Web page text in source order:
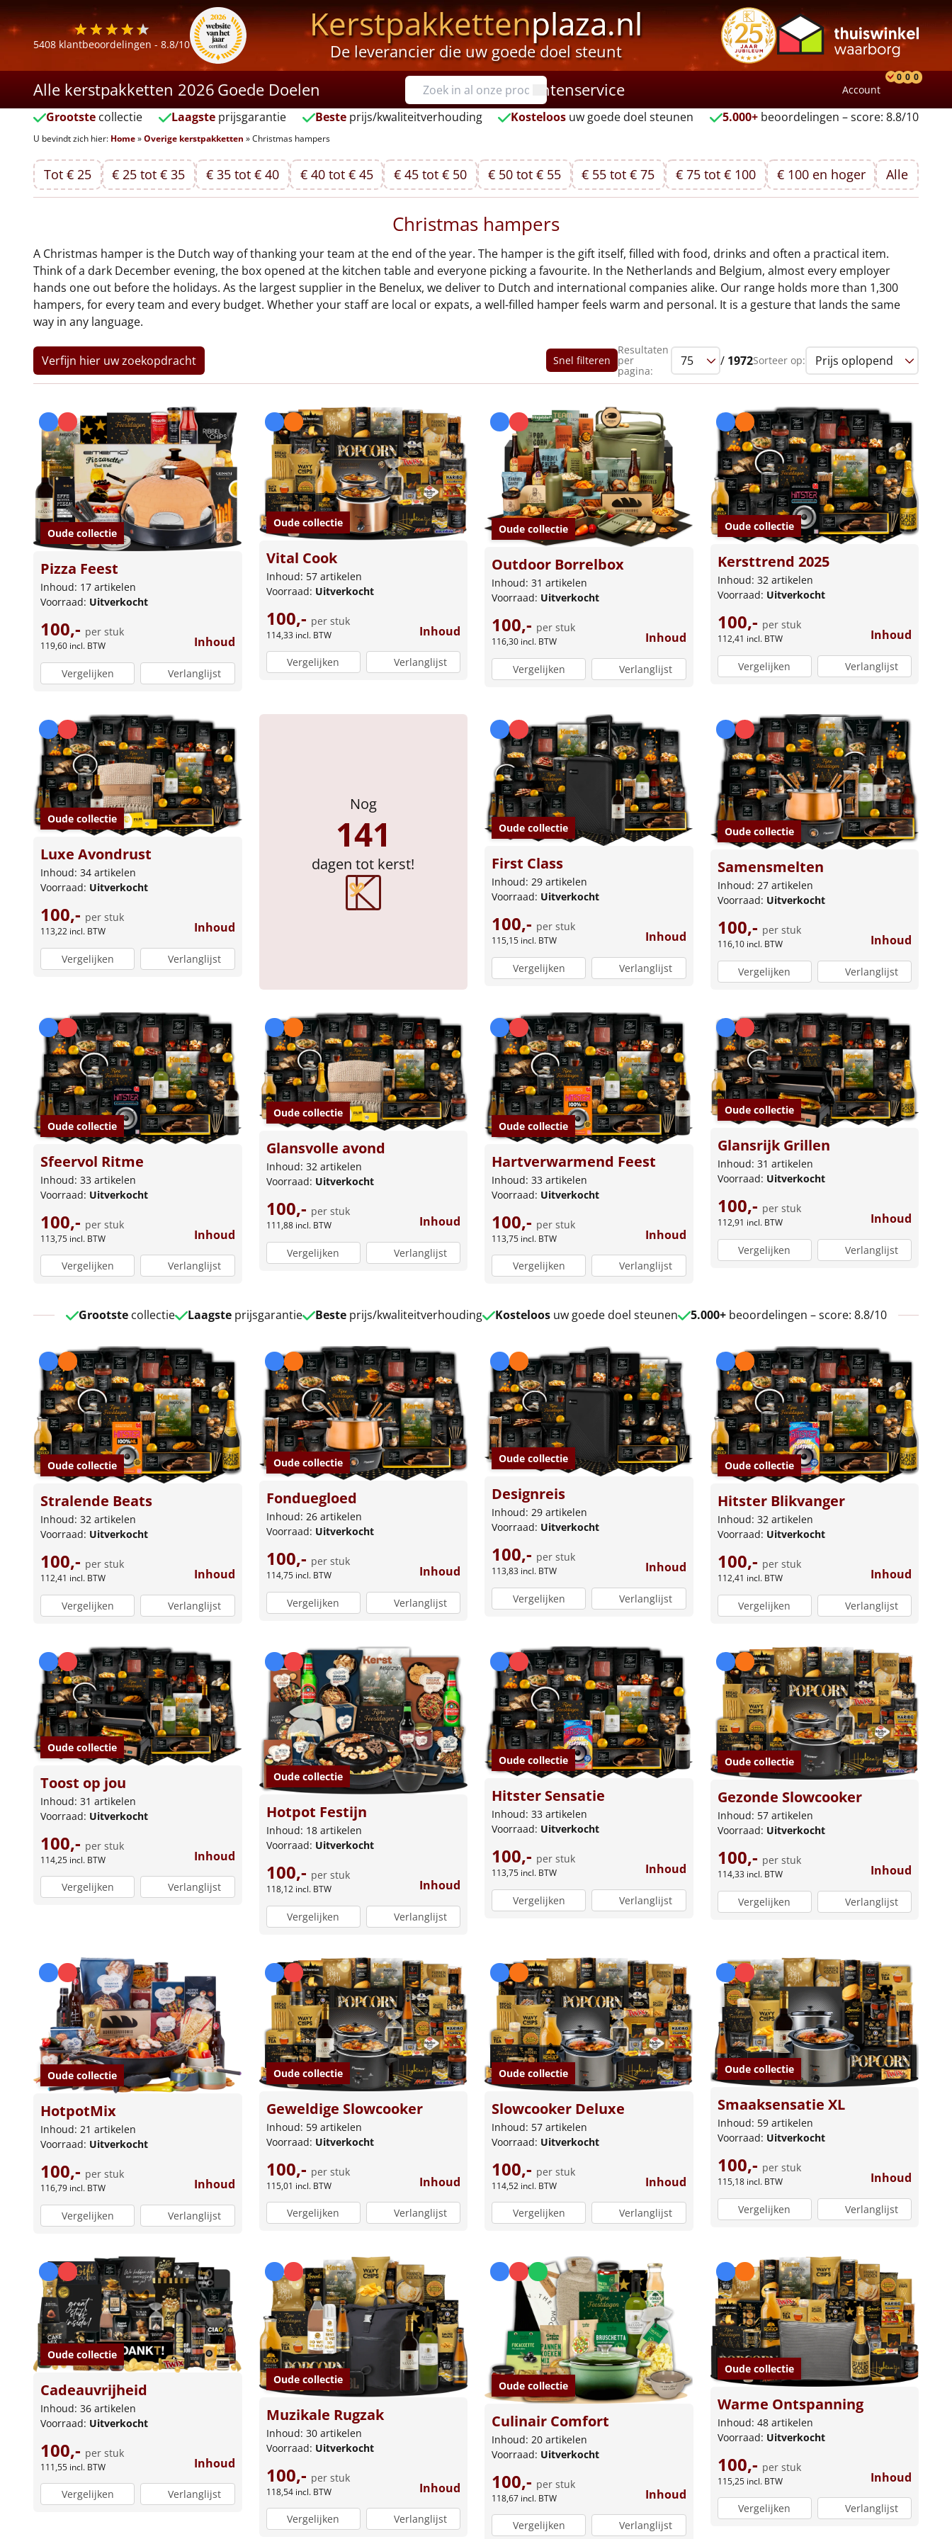
5408 klantbeoordelingen - 8.8/10 Kerstpakkettenplaza.nl
De leverancier die uw goede doel steunt
Alle kerstpakketten 2026 Goede Doelen Klantenservice Account
0 0 0
Grootste collectie Laagsteprijsgarantie Besteprijs/kwaliteitverhouding Kosteloos uw goede doel steunen 5.000+ beoordelingen – score: 8.8/10
U bevindt zich hier: Home»Overige kerstpakketten »Christmas hampers
Tot € 25 € 25 tot € 35 € 35 tot € 40 € 40 tot € 45 € 45 tot € 50 € 50 tot € 55 € 55 tot € 75 € 75 tot € 100 € 100 en hoger Alle
Christmas hampers
A Christmas hamper is the Dutch way of thanking your team at the end of the year. The hamper is the gift itself, filled with food, drinks and often a practical item.
Think of a dark December evening, the box opened at the kitchen table and everyone picking a favourite. In the Netherlands and Belgium, almost every employer
hands one out before the holidays. As the largest supplier in the Benelux, we deliver to Dutch and international companies alike. Our range holds more than 1,300
hampers, for every team and every budget. Whether your staff are local or expats, a well-filled hamper feels warm and personal. It is a gesture that lands the same
way in any language.
Verfijn hier uw zoekopdracht Snel filteren
Resultaten
per
pagina:
/ 1972Sorteer op:
Oude collectie
Pizza Feest
Inhoud: 17 artikelen
Voorraad: Uitverkocht
100,- per stuk
119,60 incl. BTW Inhoud
Vergelijken Verlanglijst
Oude collectie
Vital Cook
Inhoud: 57 artikelen
Voorraad: Uitverkocht
100,- per stuk
114,33 incl. BTW Inhoud
Vergelijken Verlanglijst
Oude collectie
Outdoor Borrelbox
Inhoud: 31 artikelen
Voorraad: Uitverkocht
100,- per stuk
116,30 incl. BTW Inhoud
Vergelijken Verlanglijst
Oude collectie
Kersttrend 2025
Inhoud: 32 artikelen
Voorraad: Uitverkocht
100,- per stuk
112,41 incl. BTW Inhoud
Vergelijken Verlanglijst
Oude collectie
Luxe Avondrust
Inhoud: 34 artikelen
Voorraad: Uitverkocht
100,- per stuk
113,22 incl. BTW Inhoud
Vergelijken Verlanglijst
Nog
141
dagen tot kerst!
Oude collectie
First Class
Inhoud: 29 artikelen
Voorraad: Uitverkocht
100,- per stuk
115,15 incl. BTW Inhoud
Vergelijken Verlanglijst
Oude collectie
Samensmelten
Inhoud: 27 artikelen
Voorraad: Uitverkocht
100,- per stuk
116,10 incl. BTW Inhoud
Vergelijken Verlanglijst
Oude collectie
Sfeervol Ritme
Inhoud: 33 artikelen
Voorraad: Uitverkocht
100,- per stuk
113,75 incl. BTW Inhoud
Vergelijken Verlanglijst
Oude collectie
Glansvolle avond
Inhoud: 32 artikelen
Voorraad: Uitverkocht
100,- per stuk
111,88 incl. BTW Inhoud
Vergelijken Verlanglijst
Oude collectie
Hartverwarmend Feest
Inhoud: 33 artikelen
Voorraad: Uitverkocht
100,- per stuk
113,75 incl. BTW Inhoud
Vergelijken Verlanglijst
Oude collectie
Glansrijk Grillen
Inhoud: 31 artikelen
Voorraad: Uitverkocht
100,- per stuk
112,91 incl. BTW Inhoud
Vergelijken Verlanglijst
Oude collectie
Stralende Beats
Inhoud: 32 artikelen
Voorraad: Uitverkocht
100,- per stuk
112,41 incl. BTW Inhoud
Vergelijken Verlanglijst
Oude collectie
Fonduegloed
Inhoud: 26 artikelen
Voorraad: Uitverkocht
100,- per stuk
114,75 incl. BTW Inhoud
Vergelijken Verlanglijst
Oude collectie
Designreis
Inhoud: 29 artikelen
Voorraad: Uitverkocht
100,- per stuk
113,83 incl. BTW Inhoud
Vergelijken Verlanglijst
Oude collectie
Hitster Blikvanger
Inhoud: 32 artikelen
Voorraad: Uitverkocht
100,- per stuk
112,41 incl. BTW Inhoud
Vergelijken Verlanglijst
Oude collectie
Toost op jou
Inhoud: 31 artikelen
Voorraad: Uitverkocht
100,- per stuk
114,25 incl. BTW Inhoud
Vergelijken Verlanglijst
Oude collectie
Hotpot Festijn
Inhoud: 18 artikelen
Voorraad: Uitverkocht
100,- per stuk
118,12 incl. BTW Inhoud
Vergelijken Verlanglijst
Oude collectie
Hitster Sensatie
Inhoud: 33 artikelen
Voorraad: Uitverkocht
100,- per stuk
113,75 incl. BTW Inhoud
Vergelijken Verlanglijst
Oude collectie
Gezonde Slowcooker
Inhoud: 57 artikelen
Voorraad: Uitverkocht
100,- per stuk
114,33 incl. BTW Inhoud
Vergelijken Verlanglijst
Oude collectie
HotpotMix
Inhoud: 21 artikelen
Voorraad: Uitverkocht
100,- per stuk
116,79 incl. BTW Inhoud
Vergelijken Verlanglijst
Oude collectie
Geweldige Slowcooker
Inhoud: 59 artikelen
Voorraad: Uitverkocht
100,- per stuk
115,01 incl. BTW Inhoud
Vergelijken Verlanglijst
Oude collectie
Slowcooker Deluxe
Inhoud: 57 artikelen
Voorraad: Uitverkocht
100,- per stuk
114,52 incl. BTW Inhoud
Vergelijken Verlanglijst
Oude collectie
Smaaksensatie XL
Inhoud: 59 artikelen
Voorraad: Uitverkocht
100,- per stuk
115,18 incl. BTW Inhoud
Vergelijken Verlanglijst
Oude collectie
Cadeauvrijheid
Inhoud: 36 artikelen
Voorraad: Uitverkocht
100,- per stuk
111,55 incl. BTW Inhoud
Vergelijken Verlanglijst
Oude collectie
Muzikale Rugzak
Inhoud: 30 artikelen
Voorraad: Uitverkocht
100,- per stuk
118,54 incl. BTW Inhoud
Vergelijken Verlanglijst
Oude collectie
Culinair Comfort
Inhoud: 20 artikelen
Voorraad: Uitverkocht
100,- per stuk
118,67 incl. BTW Inhoud
Vergelijken Verlanglijst
Oude collectie
Warme Ontspanning
Inhoud: 48 artikelen
Voorraad: Uitverkocht
100,- per stuk
115,25 incl. BTW Inhoud
Vergelijken Verlanglijst
Grootstecollectie Laagsteprijsgarantie Besteprijs/kwaliteitverhouding Kosteloosuw goede doel steunen 5.000+beoordelingen – score: 8.8/10